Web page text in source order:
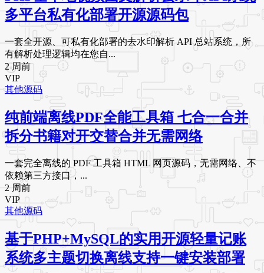
多平台私有化部署开源源码包
一套全开源、可私有化部署的去水印解析 API 总站系统，所
有解析处理逻辑均在您自...
2 周前
VIP
其他源码
纯前端离线PDF全能工具箱 七合一合并
拆分书籍对开交替合并无需网络
一套完全离线的 PDF 工具箱 HTML 网页源码，无需网络、不
依赖第三方接口，...
2 周前
VIP
其他源码
基于PHP+MySQL的实用开源轻量记账
系统多主题切换离线支持一键安装部署